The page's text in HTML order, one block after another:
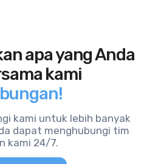
apa yang Anda
kami
kami untuk lebih banyak
dapat menghubungi tim
kami 24/7.